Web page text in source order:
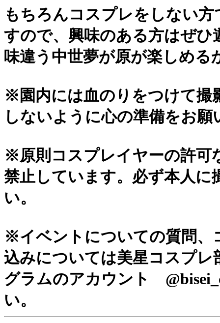
もちろんコスプレをしない
すので、興味のある方はぜ
味違う中世夢が原が楽しめ
※園内には血のりをつけて撮
しないように心の準備をお願
※原則コスプレイヤーの許可
禁止しています。必ず本人
い。
※イベントについての質問、
込みについては美星コスプ
グラムのアカウント
い。